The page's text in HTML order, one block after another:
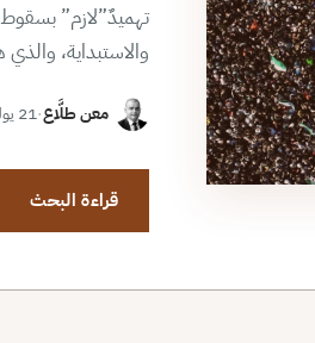
تهميدٌ”لازم”
والاستبداية،
معن طلَّاع·21 يوليو 2026
قراءة البحث